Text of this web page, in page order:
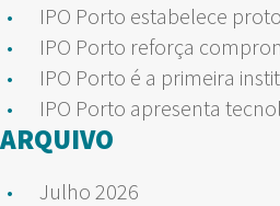
IPO Porto estabelece
IPO Porto reforça
IPO Porto é a primeira
IPO Porto apresenta
ARQUIVO
Julho 2026